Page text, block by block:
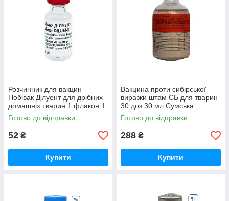
Розчинник для вакцин
Нобівак Ділуент для дрібних
домашніх тварин 1 флакон 1
доза Intervet
Готово до відправки
52 ₴
Купити
Вакцина проти сибірської
виразки штам СБ для тварин
30 доз 30 мл Сумська
БіоФабрика
Готово до відправки
288 ₴
Купити